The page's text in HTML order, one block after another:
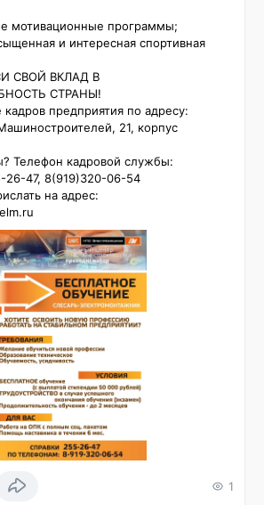
мотивационные программы;
и интересная спортивная
СВОЙ ВКЛАД В
СТРАНЫ!
кадров предприятия по адресу:
21, корпус
Телефон кадровой службы:
26-47, 8(919)320-06-54
на адрес:
1